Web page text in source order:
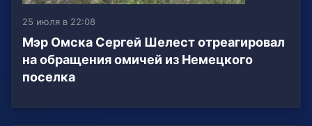
25 июля в 22:08
Мэр Омска Сергей Шелест отреагировал
на обращения омичей из Немецкого
поселка